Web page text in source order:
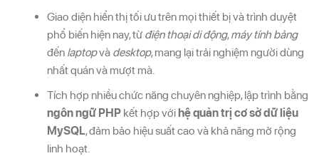
Giao diện hiển thị tối ưu trên mọi thiết bị và trình duyệt
phổ biến hiện nay, từ điện thoại di động,máy tính bảng
đến laptopvà desktop, mang lại trải nghiệm người dùng
nhất quán và mượt mà.
Tích hợp nhiều chức năng chuyên nghiệp, lập trình bằng
ngôn ngữ PHPkết hợp vớihệ quản trị cơ sở dữ liệu
MySQL, đảm bảo hiệu suất cao và khả năng mở rộng
linh hoạt.